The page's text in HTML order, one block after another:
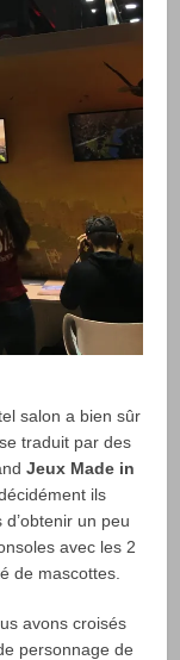
salon a bien sûr
traduit par des
Jeux Made in
ils
un peu
avec les 2
de mascottes.
avons croisés
personnage de